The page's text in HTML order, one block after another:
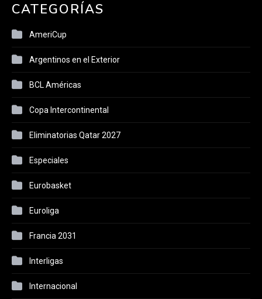
CATEGORÍAS
AmeriCup
Argentinos en el Exterior
BCL Américas
Copa Intercontinental
Eliminatorias Qatar 2027
Especiales
Eurobasket
Euroliga
Francia 2031
Interligas
Internacional